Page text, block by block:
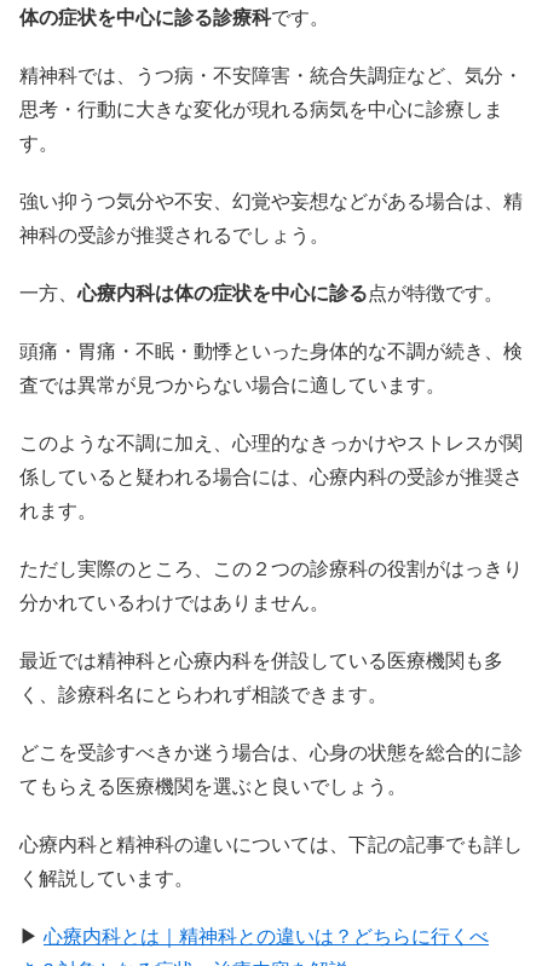
体の症状を中心に診る診療科です。
精神科では、うつ病・不安障害・統合失調症など、気分・
思考・行動に大きな変化が現れる病気を中心に診療しま
す。
強い抑うつ気分や不安、幻覚や妄想などがある場合は、精
神科の受診が推奨されるでしょう。
一方、心療内科は体の症状を中心に診る点が特徴です。
頭痛・胃痛・不眠・動悸といった身体的な不調が続き、検
査では異常が見つからない場合に適しています。
このような不調に加え、心理的なきっかけやストレスが関
係していると疑われる場合には、心療内科の受診が推奨さ
れます。
ただし実際のところ、この２つの診療科の役割がはっきり
分かれているわけではありません。
最近では精神科と心療内科を併設している医療機関も多
く、診療科名にとらわれず相談できます。
どこを受診すべきか迷う場合は、心身の状態を総合的に診
てもらえる医療機関を選ぶと良いでしょう。
心療内科と精神科の違いについては、下記の記事でも詳し
く解説しています。
▶︎ 心療内科とは｜精神科との違いは？どちらに行くべ